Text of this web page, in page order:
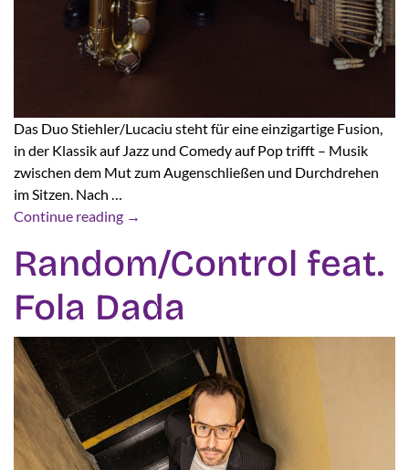
Das Duo Stiehler/Lucaciu steht für eine einzigartige Fusion,
in der Klassik auf Jazz und Comedy auf Pop trifft – Musik
zwischen dem Mut zum Augenschließen und Durchdrehen
im Sitzen. Nach …
Continue reading →
Random/Control feat.
Fola Dada